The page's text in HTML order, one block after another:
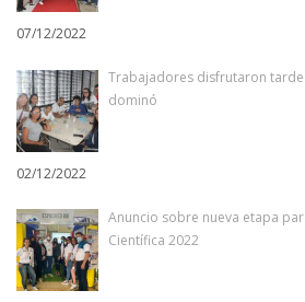
07/12/2022
Trabajadores disfrutaron
dominó
02/12/2022
Anuncio sobre nueva etapa
Científica 2022